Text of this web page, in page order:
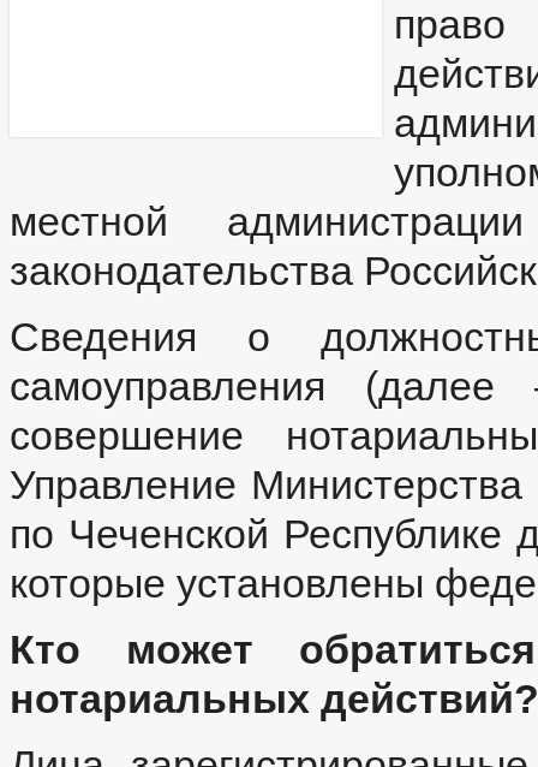
местной
законодательства
Сведения о
самоуправления
совершение
Управление
по Чеченской
которые установлены
Кто может
нотариальных действий?